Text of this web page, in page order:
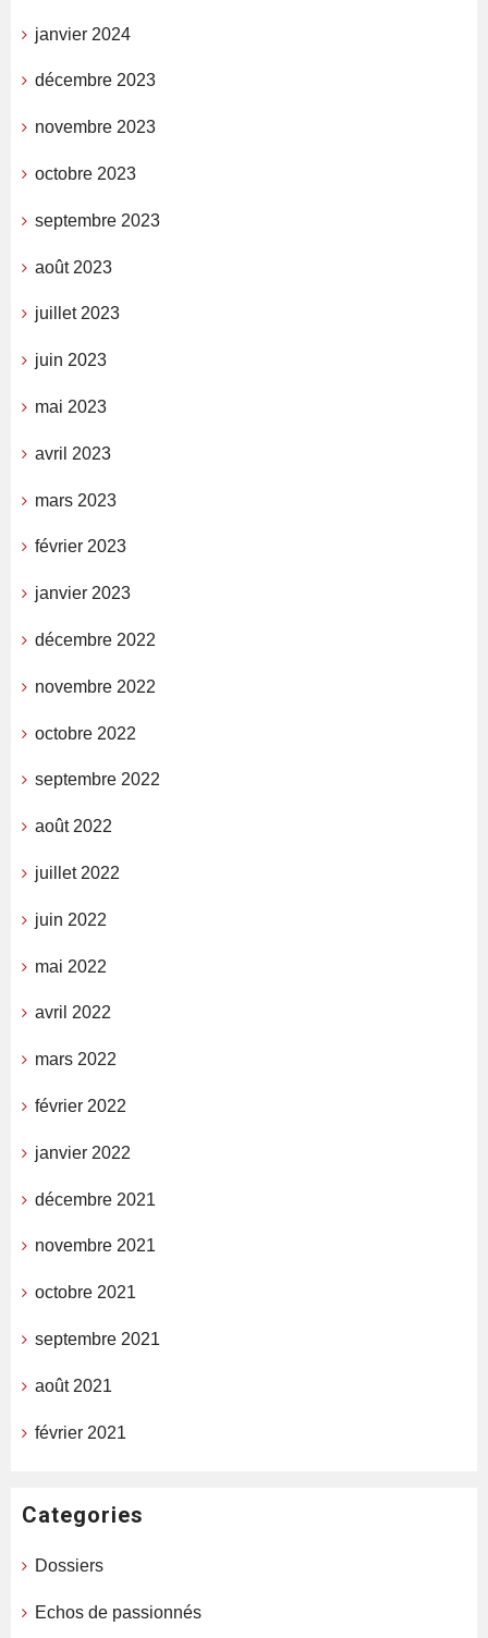
janvier 2024
décembre 2023
novembre 2023
octobre 2023
septembre 2023
août 2023
juillet 2023
juin 2023
mai 2023
avril 2023
mars 2023
février 2023
janvier 2023
décembre 2022
novembre 2022
octobre 2022
septembre 2022
août 2022
juillet 2022
juin 2022
mai 2022
avril 2022
mars 2022
février 2022
janvier 2022
décembre 2021
novembre 2021
octobre 2021
septembre 2021
août 2021
février 2021
Categories
Dossiers
Echos de passionnés